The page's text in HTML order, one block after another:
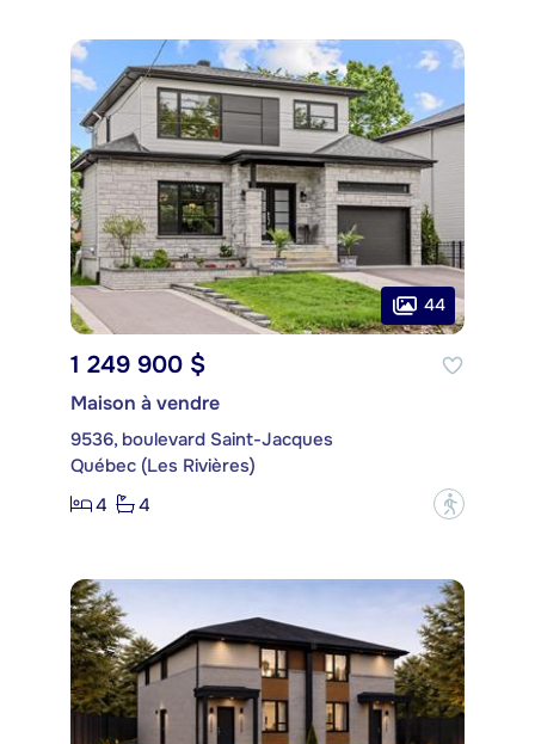
44
1 249 900 $
Maison à vendre
9536, boulevard Saint-Jacques
Québec (Les Rivières)
4
4 ?